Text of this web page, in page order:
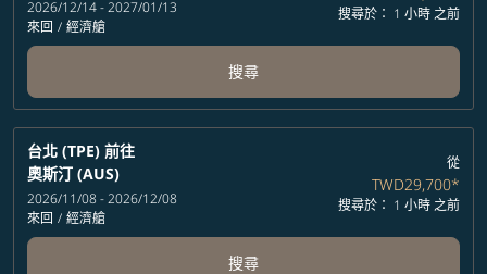
2026/12/14 - 2027/01/13
來回 / 經濟艙
搜尋於： 1 小時 之前
搜尋
台北 (TPE) 前往
奧斯汀 (AUS)
2026/11/08 - 2026/12/08
來回 / 經濟艙
從
TWD29,700*
搜尋於： 1 小時 之前
搜尋